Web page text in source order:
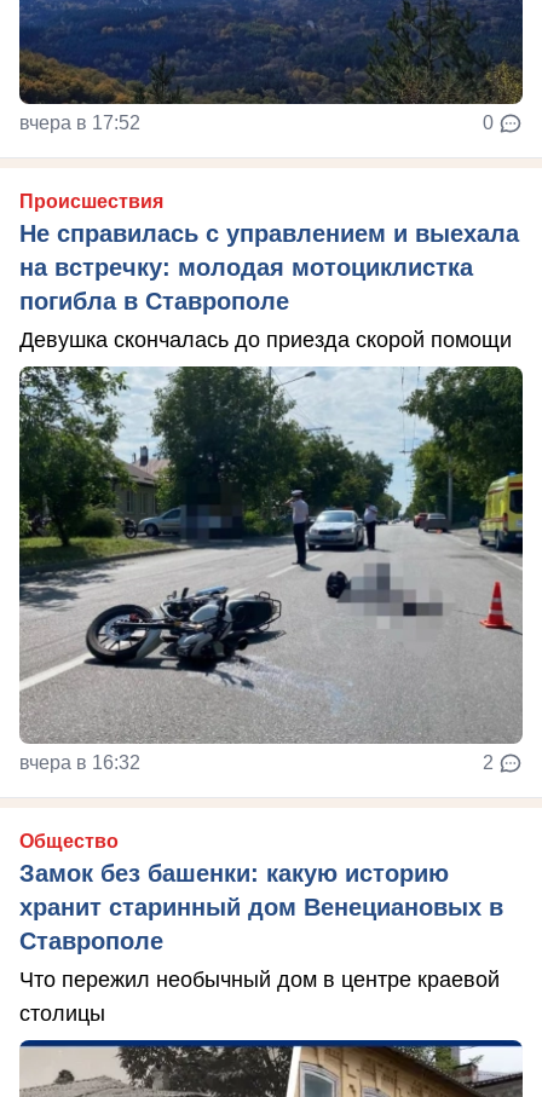
вчера в 17:52 0
Происшествия
Не справилась с управлением и выехала
на встречку: молодая мотоциклистка
погибла в Ставрополе
Девушка скончалась до приезда скорой помощи
вчера в 16:32 2
Общество
Замок без башенки: какую историю
хранит старинный дом Венециановых в
Ставрополе
Что пережил необычный дом в центре краевой
столицы